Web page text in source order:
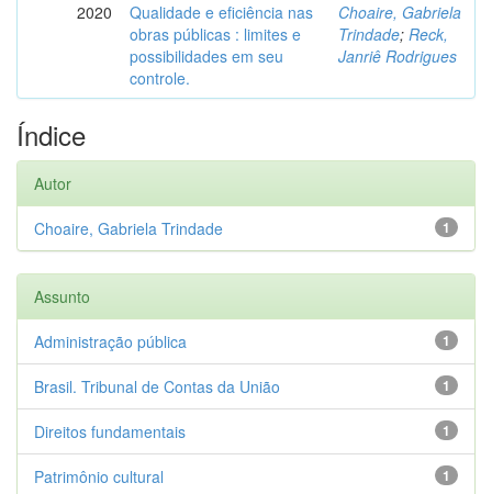
2020
Qualidade e eficiência nas
obras públicas : limites e
possibilidades em seu
controle.
Choaire, Gabriela
Trindade; Reck,
Janriê Rodrigues
Índice
Autor
1
Choaire, Gabriela Trindade
Assunto
1
Administração pública
1
Brasil. Tribunal de Contas da União
1
Direitos fundamentais
1
Patrimônio cultural